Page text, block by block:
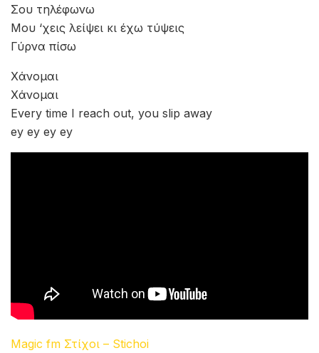
Mixtape soundtrack through the door
Pop-up ads on a dial-up tone
Polyphonic ringtones on my phone